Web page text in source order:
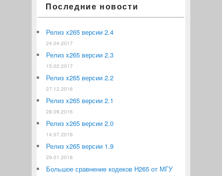
Последние новости
Релиз x265 версии 2.4
24.04.2017
Релиз x265 версии 2.3
15.02.2017
Релиз x265 версии 2.2
27.12.2016
Релиз x265 версии 2.1
28.09.2016
Релиз x265 версии 2.0
14.07.2016
Релиз x265 версии 1.9
29.01.2016
Большое сравнение кодеков H265 от МГУ